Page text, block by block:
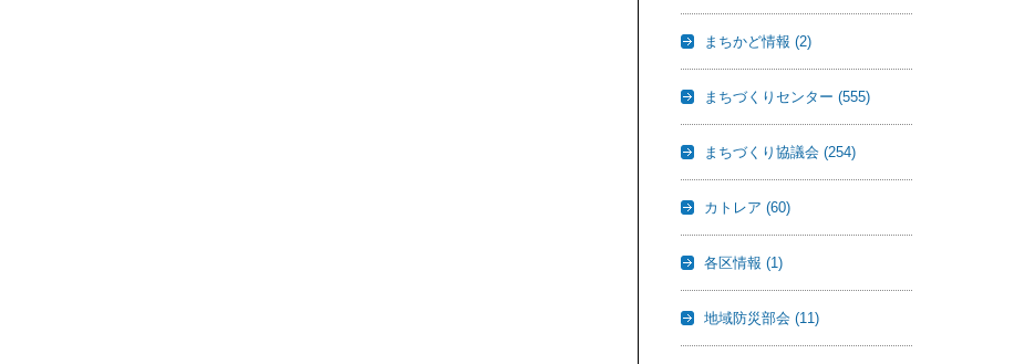
まちかど情報(2)
まちづくりセンター(555)
まちづくり協議会(254)
カトレア(60)
各区情報(1)
地域防災部会(11)